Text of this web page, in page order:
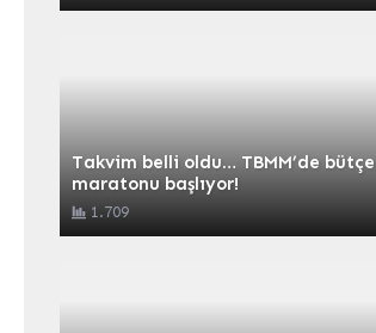
Takvim belli oldu… TBMM’de bütçe
maratonu başlıyor!
1.709